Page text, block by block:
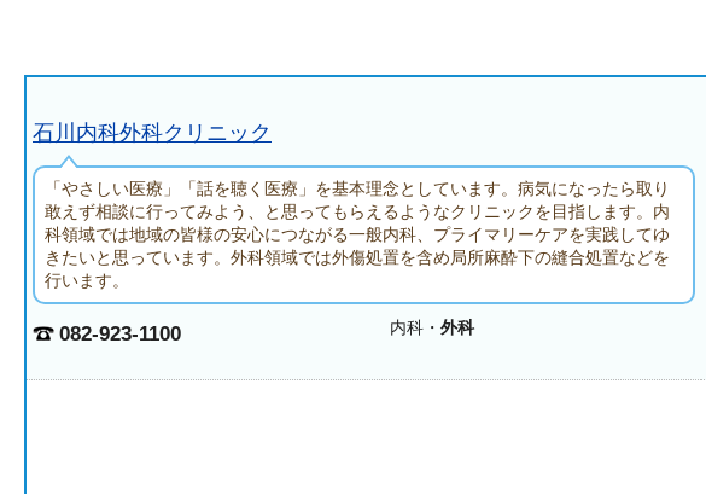
石川内科外科クリニック
「やさしい医療」「話を聴く医療」を基本理念としています。病気になったら取り
敢えず相談に行ってみよう、と思ってもらえるようなクリニックを目指します。内
科領域では地域の皆様の安心につながる一般内科、プライマリーケアを実践してゆ
きたいと思っています。外科領域では外傷処置を含め局所麻酔下の縫合処置などを
行います。
082-923-1100 内科・外科